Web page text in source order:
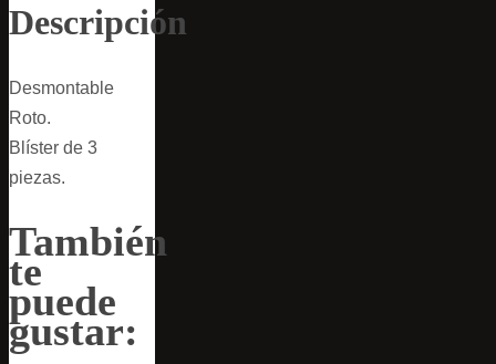
Descripción
Desmontable
Roto.
Blíster de 3
piezas.
También
te
puede
gustar: